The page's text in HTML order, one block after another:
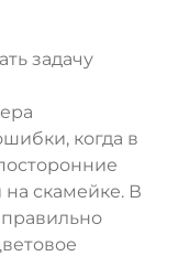
задачу
когда в
на скамейке. В
правильно